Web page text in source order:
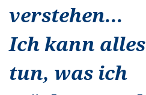
verstehen...
Ich kann alles
tun, was ich